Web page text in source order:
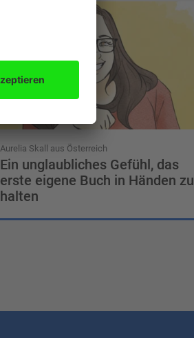
Aurelia Skall aus Österreich
Ein unglaubliches Gefühl, das
erste eigene Buch in Händen zu
halten